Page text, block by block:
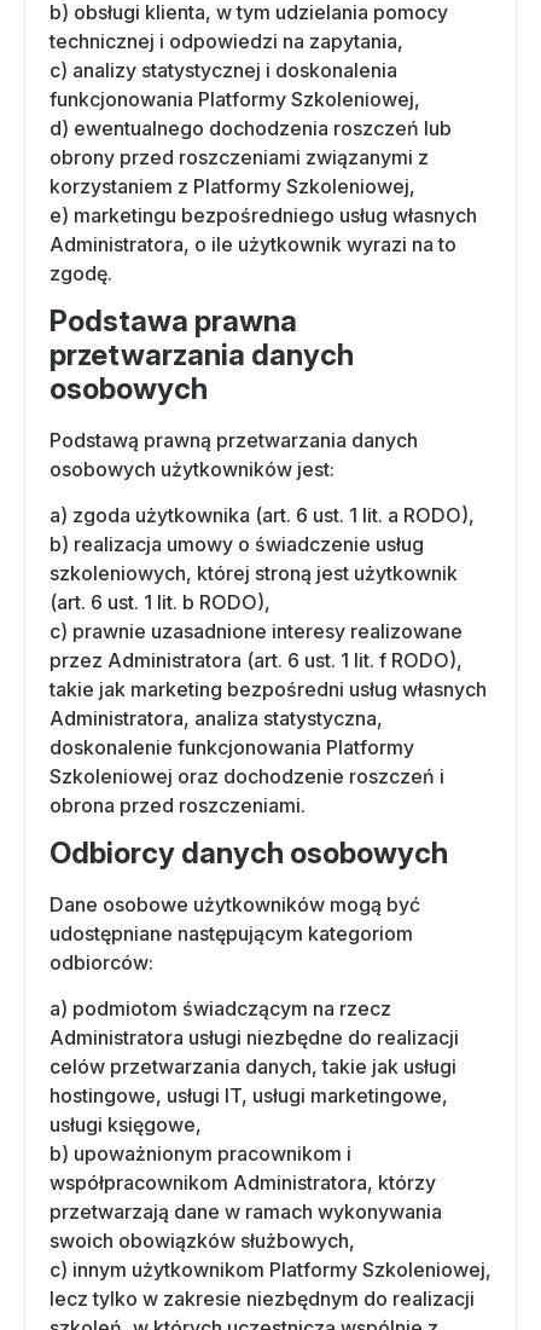
b) obsługi klienta, w tym udzielania pomocy
technicznej i odpowiedzi na zapytania,
c) analizy statystycznej i doskonalenia
funkcjonowania Platformy Szkoleniowej,
d) ewentualnego dochodzenia roszczeń lub
obrony przed roszczeniami związanymi z
korzystaniem z Platformy Szkoleniowej,
e) marketingu bezpośredniego usług własnych
Administratora, o ile użytkownik wyrazi na to
zgodę.
Podstawa prawna
przetwarzania danych
osobowych
Podstawą prawną przetwarzania danych
osobowych użytkowników jest:
a) zgoda użytkownika (art. 6 ust. 1 lit. a RODO),
b) realizacja umowy o świadczenie usług
szkoleniowych, której stroną jest użytkownik
(art. 6 ust. 1 lit. b RODO),
c) prawnie uzasadnione interesy realizowane
przez Administratora (art. 6 ust. 1 lit. f RODO),
takie jak marketing bezpośredni usług własnych
Administratora, analiza statystyczna,
doskonalenie funkcjonowania Platformy
Szkoleniowej oraz dochodzenie roszczeń i
obrona przed roszczeniami.
Odbiorcy danych osobowych
Dane osobowe użytkowników mogą być
udostępniane następującym kategoriom
odbiorców:
a) podmiotom świadczącym na rzecz
Administratora usługi niezbędne do realizacji
celów przetwarzania danych, takie jak usługi
hostingowe, usługi IT, usługi marketingowe,
usługi księgowe,
b) upoważnionym pracownikom i
współpracownikom Administratora, którzy
przetwarzają dane w ramach wykonywania
swoich obowiązków służbowych,
c) innym użytkownikom Platformy Szkoleniowej,
lecz tylko w zakresie niezbędnym do realizacji